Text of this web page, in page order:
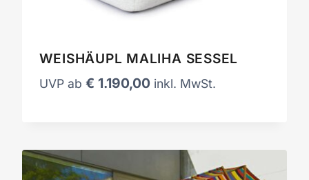
WEISHÄUPL MALIHA SESSEL
UVP ab € 1.190,00 inkl. MwSt.